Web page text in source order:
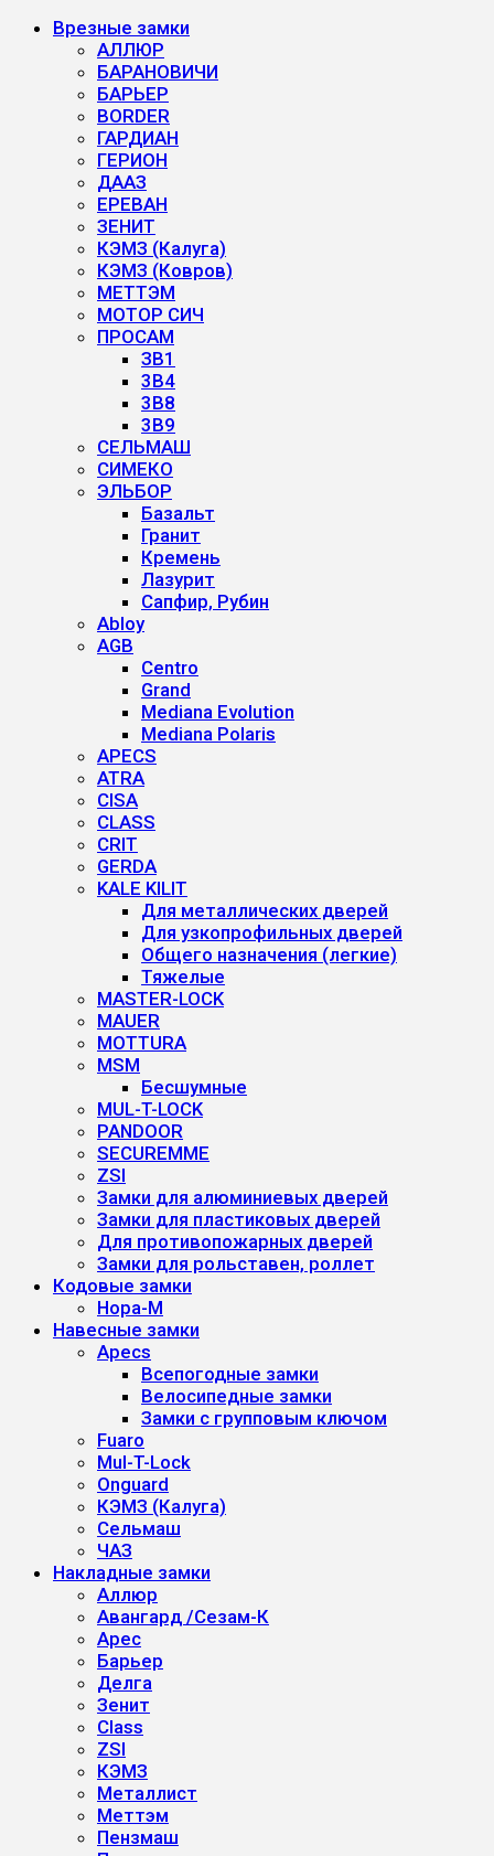
Врезные замки
АЛЛЮР
БАРАНОВИЧИ
БАРЬЕР
BORDER
ГАРДИАН
ГЕРИОН
ДААЗ
ЕРЕВАН
ЗЕНИТ
КЭМЗ (Калуга)
КЭМЗ (Ковров)
МЕТТЭМ
МОТОР СИЧ
ПРОСАМ
ЗВ1
3B4
3B8
3B9
СЕЛЬМАШ
СИМЕКО
ЭЛЬБОР
Базальт
Гранит
Кремень
Лазурит
Сапфир, Рубин
Abloy
AGB
Centro
Grand
Mediana Evolution
Mediana Polaris
APECS
ATRA
CISA
CLASS
CRIT
GERDA
KALE KILIT
Для металлических дверей
Для узкопрофильных дверей
Общего назначения (легкие)
Тяжелые
MASTER-LOCK
MAUER
MOTTURA
MSM
Бесшумные
MUL-T-LOCK
PANDOOR
SECUREMME
ZSI
Замки для алюминиевых дверей
Замки для пластиковых дверей
Для противопожарных дверей
Замки для рольставен, роллет
Кодовые замки
Нора-М
Навесные замки
Apecs
Всепогодные замки
Велосипедные замки
Замки с групповым ключом
Fuaro
Mul-T-Lock
Onguard
КЭМЗ (Калуга)
Сельмаш
ЧАЗ
Накладные замки
Аллюр
Авангард /Сезам-К
Арес
Барьер
Делга
Зенит
Class
ZSI
КЭМЗ
Металлист
Меттэм
Пензмаш